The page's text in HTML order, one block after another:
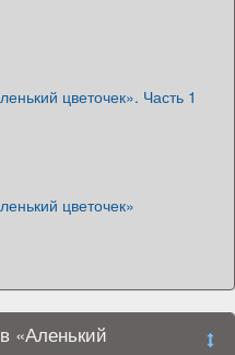
цветочек». Часть 1
цветочек»
«Аленький